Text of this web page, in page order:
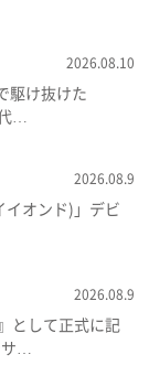
2026.08.10
駆け抜けた
…
2026.08.9
イオンド)」デビ
2026.08.9
として正式に記
サ…